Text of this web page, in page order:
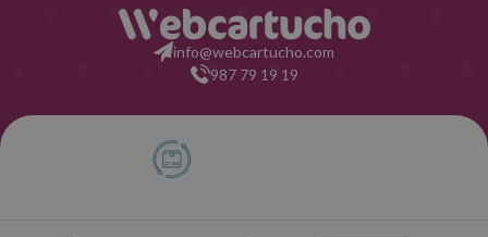
info@webcartucho.com
987 79 19 19